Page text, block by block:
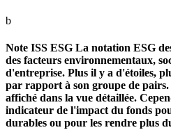
b
Note ISS ESG La notation ESG
des facteurs environnementaux,
d'entreprise. Plus il y a d'étoiles,
par rapport à son groupe de pairs.
affiché dans la vue détaillée.
indicateur de l'impact du fonds
durables ou pour les rendre plus